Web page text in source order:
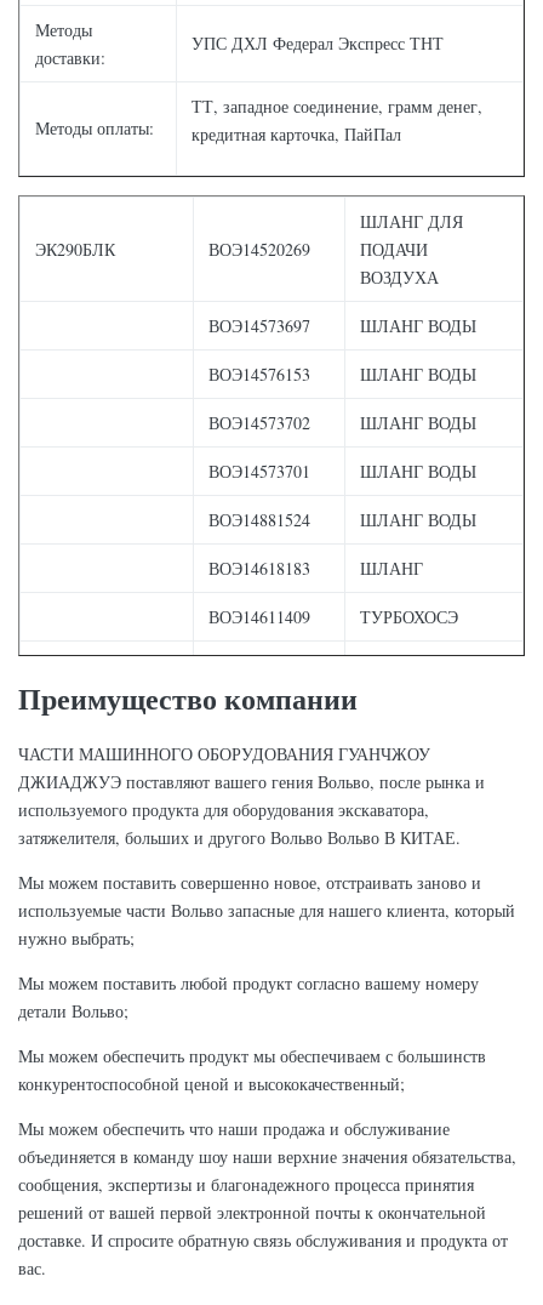
Методы
доставки:
УПС ДХЛ Федерал Экспресс ТНТ
Методы оплаты:
ТТ, западное соединение, грамм денег,
кредитная карточка, ПайПал
ЭК290БЛК ВОЭ14520269
ШЛАНГ ДЛЯ
ПОДАЧИ
ВОЗДУХА
ВОЭ14573697 ШЛАНГ ВОДЫ
ВОЭ14576153 ШЛАНГ ВОДЫ
ВОЭ14573702 ШЛАНГ ВОДЫ
ВОЭ14573701 ШЛАНГ ВОДЫ
ВОЭ14881524 ШЛАНГ ВОДЫ
ВОЭ14618183 ШЛАНГ
ВОЭ14611409 ТУРБОХОСЭ
ВОЭ14572802
ШЛАНГ ДЛЯ
ПОДАЧИ
ШЛАНГ ДЛЯ
ВОЗДУХА
ЭК460БЛК/360БЛК
РАДИАТОРА
ВОЭ14536069
ВОЭ14536066
ШЛАНГ ТАНКА
Преимущество компании
ЧАСТИ МАШИННОГО ОБОРУДОВАНИЯ ГУАНЧЖОУ
ДЖИАДЖУЭ поставляют вашего гения Вольво, после рынка и
используемого продукта для оборудования экскаватора,
затяжелителя, больших и другого Вольво Вольво В КИТАЕ.
Мы можем поставить совершенно новое, отстраивать заново и
используемые части Вольво запасные для нашего клиента, который
нужно выбрать;
Мы можем поставить любой продукт согласно вашему номеру
детали Вольво;
Мы можем обеспечить продукт мы обеспечиваем с большинств
конкурентоспособной ценой и высококачественный;
Мы можем обеспечить что наши продажа и обслуживание
объединяется в команду шоу наши верхние значения обязательства,
сообщения, экспертизы и благонадежного процесса принятия
решений от вашей первой электронной почты к окончательной
доставке. И спросите обратную связь обслуживания и продукта от
вас.